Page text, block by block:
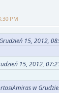
PM
15, 2012,
15, 2012,
w